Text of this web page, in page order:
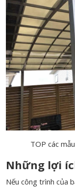
TOP các
Những lợi
Nếu công trình của